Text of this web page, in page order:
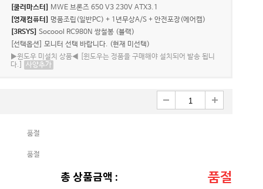
[쿨러마스터]
MWE 브론즈 650 V3 230V ATX3.1
[영재컴퓨터]
명품조립(일반PC) + 1년무상A/S + 안전포장(에어캡)
[3RSYS] Socoool RC980N 쌍철봉 (블랙)
[선택옵션] 모니터 선택 바랍니다. (현재 미선택)
▶윈도우 미설치 상품◀ [윈도우는 정품을 구매해야 설치되어 발송 됩니
다.]
사양추가
품절
품절
총 상품금액 : 품절